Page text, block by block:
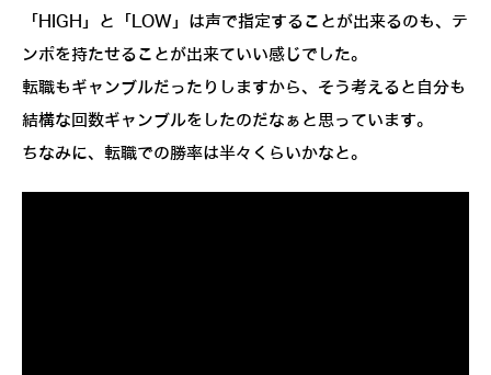
「HIGH」と「LOW」は声で指定することが出来るのも、テ
ンポを持たせることが出来ていい感じでした。
転職もギャンブルだったりしますから、そう考えると自分も
結構な回数ギャンブルをしたのだなぁと思っています。
ちなみに、転職での勝率は半々くらいかなと。